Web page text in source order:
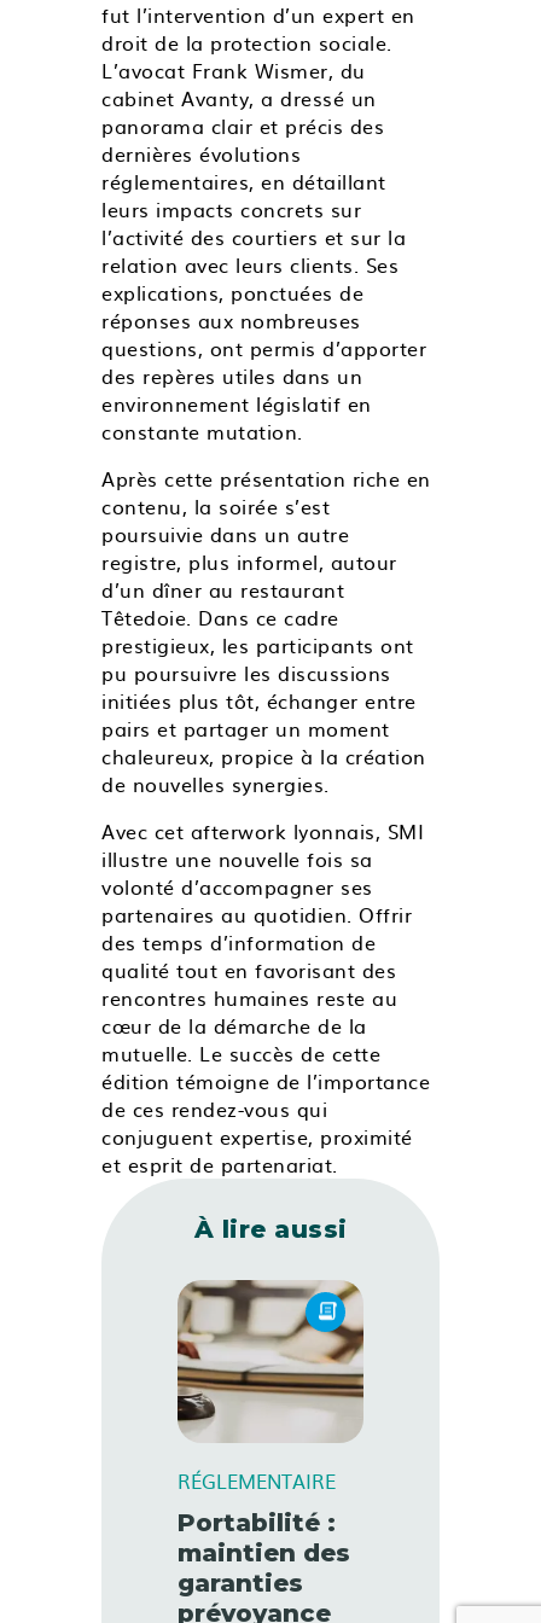
fut l’intervention d’un expert en
droit de la protection sociale.
L’avocat Frank Wismer, du
cabinet Avanty, a dressé un
panorama clair et précis des
dernières évolutions
réglementaires, en détaillant
leurs impacts concrets sur
l’activité des courtiers et sur la
relation avec leurs clients. Ses
explications, ponctuées de
réponses aux nombreuses
questions, ont permis d’apporter
des repères utiles dans un
environnement législatif en
constante mutation.
Après cette présentation riche en
contenu, la soirée s’est
poursuivie dans un autre
registre, plus informel, autour
d’un dîner au restaurant
Têtedoie. Dans ce cadre
prestigieux, les participants ont
pu poursuivre les discussions
initiées plus tôt, échanger entre
pairs et partager un moment
chaleureux, propice à la création
de nouvelles synergies.
Avec cet afterwork lyonnais, SMI
illustre une nouvelle fois sa
volonté d’accompagner ses
partenaires au quotidien. Offrir
des temps d’information de
qualité tout en favorisant des
rencontres humaines reste au
cœur de la démarche de la
mutuelle. Le succès de cette
édition témoigne de l’importance
de ces rendez-vous qui
conjuguent expertise, proximité
et esprit de partenariat.
À lire aussi
RÉGLEMENTAIRE
Portabilité :
maintien des
garanties
prévoyance